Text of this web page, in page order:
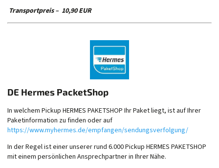
Transportpreis – 10,90 EUR
DE Hermes PacketShop
In welchem Pickup HERMES PAKETSHOP Ihr Paket liegt, ist auf Ihrer
Paketinformation zu finden oder auf
https://www.myhermes.de/empfangen/sendungsverfolgung/
In der Regel ist einer unserer rund 6.000 Pickup HERMES PAKETSHOP
mit einem persönlichen Ansprechpartner in Ihrer Nähe.